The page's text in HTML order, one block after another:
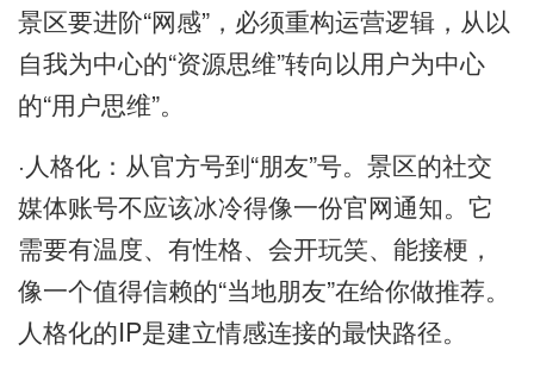
景区要进阶“网感”，必须重构运营逻辑，从以
自我为中心的“资源思维”转向以用户为中心
的“用户思维”。
·人格化：从官方号到“朋友”号。景区的社交
媒体账号不应该冰冷得像一份官网通知。它
需要有温度、有性格、会开玩笑、能接梗，
像一个值得信赖的“当地朋友”在给你做推荐。
人格化的IP是建立情感连接的最快路径。